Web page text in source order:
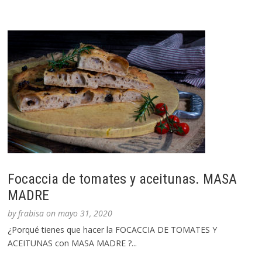
Focaccia de tomates y aceitunas. MASA
MADRE
byfrabisa onmayo 31, 2020
¿Porqué tienes que hacer la FOCACCIA DE TOMATES Y
ACEITUNAS con MASA MADRE ?...